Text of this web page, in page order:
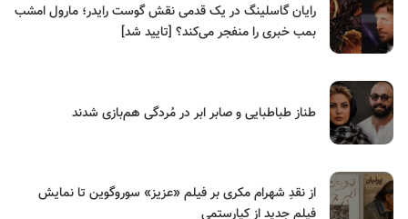
رایان گاسلینگ در یک قدمی نقش گوست رایدر؛ مارول امشب
بمب خبری را منفجر می‌کند؟ [تایید شد]
طناز طباطبایی و صابر ابر در مُردگی هم‌بازی شدند
از نقدِ شهرام مکری بر فیلم «عزیز» سوروگوین تا نمایش
فیلم جدید از کیارستمی